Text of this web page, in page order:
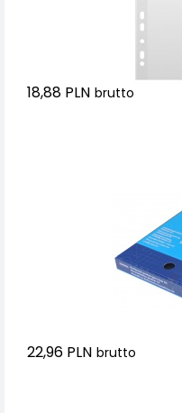
18,88 PLN brutto
22,96 PLN brutto